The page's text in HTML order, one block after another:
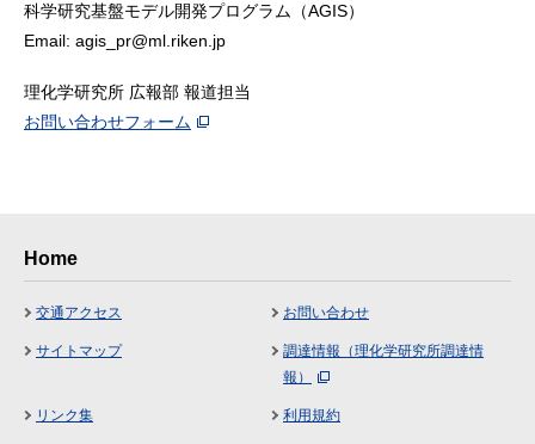
科学研究基盤モデル開発プログラム（AGIS）
Email: agis_pr@ml.riken.jp
理化学研究所 広報部 報道担当
お問い合わせフォーム
Home
交通アクセス お問い合わせ
サイトマップ
調達情報（理化学研究所調達情
報）
リンク集 利用規約